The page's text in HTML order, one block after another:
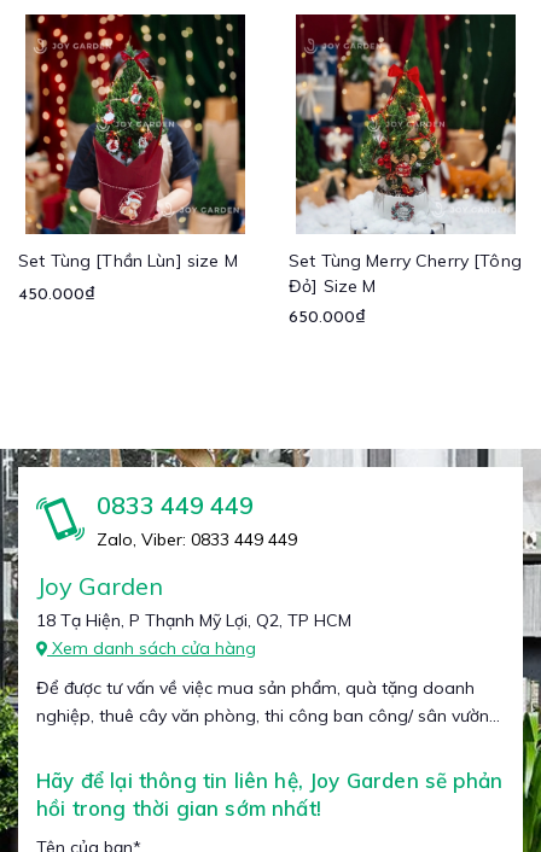
Set Tùng [Thần Lùn] size M
450.000₫
Set Tùng Merry Cherry [Tông
Đỏ] Size M
650.000₫
0833 449 449
Zalo, Viber: 0833 449 449
Joy Garden
18 Tạ Hiện, P Thạnh Mỹ Lợi, Q2, TP HCM
Xem danh sách cửa hàng
Để được tư vấn về việc mua sản phẩm, quà tặng doanh
nghiệp, thuê cây văn phòng, thi công ban công/ sân vườn...
Hãy để lại thông tin liên hệ, Joy Garden sẽ phản
hồi trong thời gian sớm nhất!
Tên của bạn*